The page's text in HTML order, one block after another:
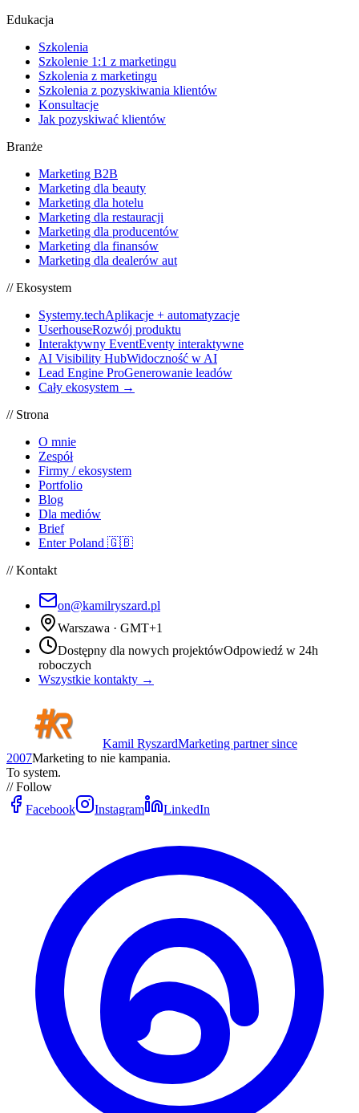
Edukacja
Szkolenia
Szkolenie 1:1 z marketingu
Szkolenia z marketingu
Szkolenia z pozyskiwania klientów
Konsultacje
Jak pozyskiwać klientów
Branże
Marketing B2B
Marketing dla beauty
Marketing dla hotelu
Marketing dla restauracji
Marketing dla producentów
Marketing dla finansów
Marketing dla dealerów aut
// Ekosystem
Systemy.techAplikacje + automatyzacje
UserhouseRozwój produktu
Interaktywny EventEventy interaktywne
AI Visibility HubWidoczność w AI
Lead Engine ProGenerowanie leadów
Cały ekosystem →
// Strona
O mnie
Zespół
Firmy / ekosystem
Portfolio
Blog
Dla mediów
Brief
Enter Poland 🇬🇧
// Kontakt
on@kamilryszard.pl
Warszawa · GMT+1
Dostępny dla nowych projektówOdpowiedź w 24h
roboczych
Wszystkie kontakty →
Kamil RyszardMarketing partner since
2007Marketing to nie kampania.
To system.
// Follow
Facebook
Instagram LinkedIn